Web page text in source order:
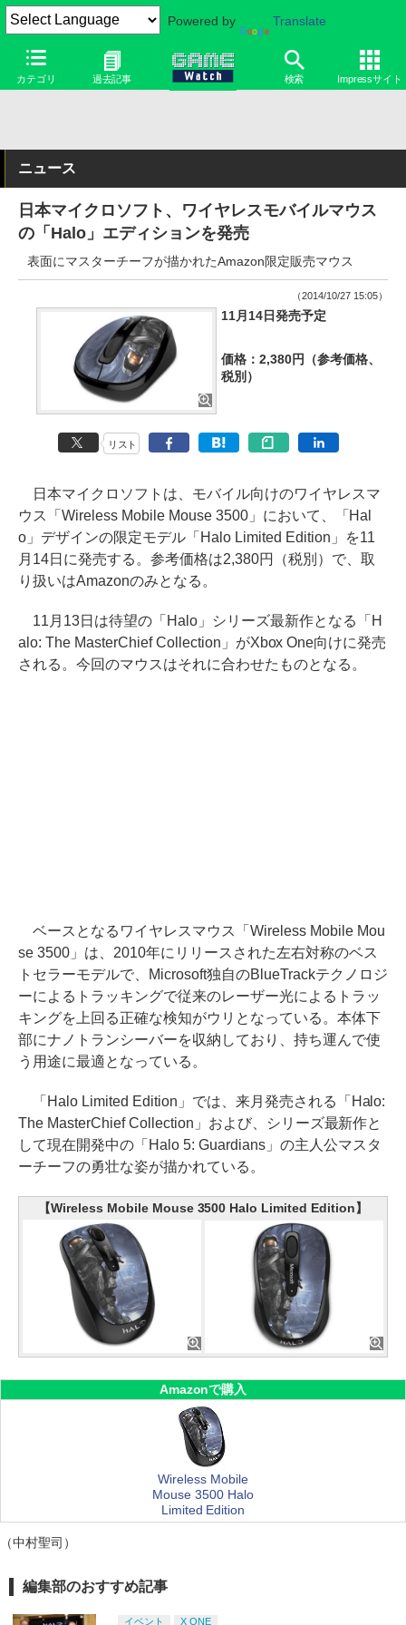
Powered by Translate
カテゴリ 過去記事 検索 Impressサイト
ニュース
日本マイクロソフト、ワイヤレスモバイルマウス
の「Halo」エディションを発売
表面にマスターチーフが描かれたAmazon限定販売マウス
（2014/10/27 15:05）
11月14日発売予定
価格：2,380円（参考価格、
税別）
リスト
日本マイクロソフトは、モバイル向けのワイヤレスマ
ウス「Wireless Mobile Mouse 3500」において、「Hal
o」デザインの限定モデル「Halo Limited Edition」を11
月14日に発売する。参考価格は2,380円（税別）で、取
り扱いはAmazonのみとなる。
11月13日は待望の「Halo」シリーズ最新作となる「H
alo: The MasterChief Collection」がXbox One向けに発売
される。今回のマウスはそれに合わせたものとなる。
ベースとなるワイヤレスマウス「Wireless Mobile Mou
se 3500」は、2010年にリリースされた左右対称のベス
トセラーモデルで、Microsoft独自のBlueTrackテクノロジ
ーによるトラッキングで従来のレーザー光によるトラッ
キングを上回る正確な検知がウリとなっている。本体下
部にナノトランシーバーを収納しており、持ち運んで使
う用途に最適となっている。
「Halo Limited Edition」では、来月発売される「Halo:
The MasterChief Collection」および、シリーズ最新作と
して現在開発中の「Halo 5: Guardians」の主人公マスタ
ーチーフの勇壮な姿が描かれている。
【Wireless Mobile Mouse 3500 Halo Limited Edition】
Amazonで購入
Wireless Mobile
Mouse 3500 Halo
Limited Edition
（中村聖司）
編集部のおすすめ記事
イベント X ONE